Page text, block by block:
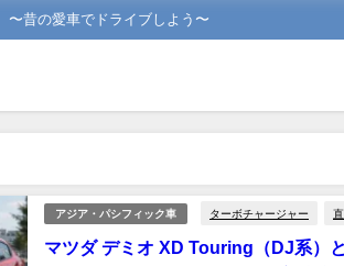
〜昔の愛車でドライブしよう〜
アジア・パシフィック車 ターボチャージャー
マツダ デミオ XD Touring（DJ系）